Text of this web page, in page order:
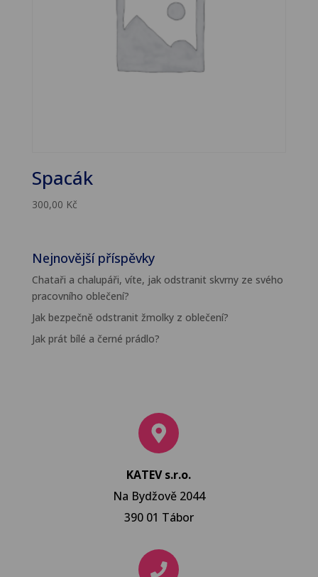
Spacák
300,00 Kč
Nejnovější příspěvky
Chataři a chalupáři, víte, jak odstranit skvrny ze svého
pracovního oblečení?
Jak bezpečně odstranit žmolky z oblečení?
Jak prát bílé a černé prádlo?
KATEV s.r.o.
Na Bydžově 2044
390 01 Tábor